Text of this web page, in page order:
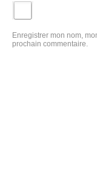
Enregistrer mon nom,
prochain commentaire.